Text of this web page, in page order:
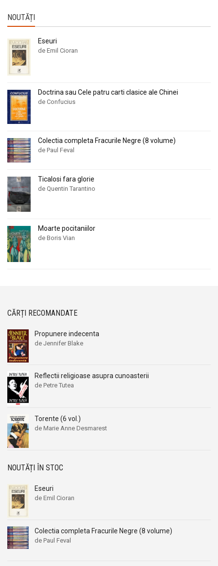
NOUTĂȚI
Eseuri
de Emil Cioran
Doctrina sau Cele patru carti clasice ale Chinei
de Confucius
Colectia completa Fracurile Negre (8 volume)
de Paul Feval
Ticalosi fara glorie
de Quentin Tarantino
Moarte pocitaniilor
de Boris Vian
CĂRȚI RECOMANDATE
Propunere indecenta
de Jennifer Blake
Reflectii religioase asupra cunoasterii
de Petre Tutea
Torente (6 vol.)
de Marie Anne Desmarest
NOUTĂȚI ÎN STOC
Eseuri
de Emil Cioran
Colectia completa Fracurile Negre (8 volume)
de Paul Feval